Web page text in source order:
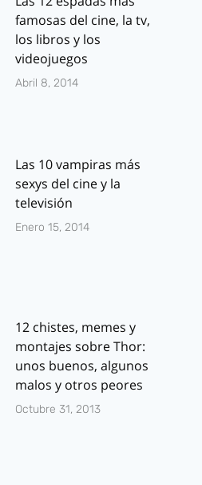
famosas del cine, la tv,
los libros y los
videojuegos
Abril 8, 2014
Las 10 vampiras más
sexys del cine y la
televisión
Enero 15, 2014
12 chistes, memes y
montajes sobre Thor:
unos buenos, algunos
malos y otros peores
Octubre 31, 2013